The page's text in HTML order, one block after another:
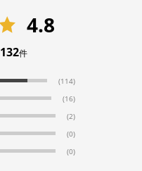
4.8
132件
(114)
(16)
(2)
(0)
(0)